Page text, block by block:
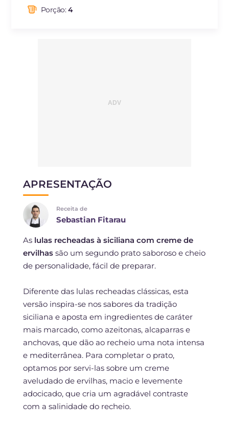
Porção:4
APRESENTAÇÃO
Receita de
Sebastian Fitarau
As lulas recheadas à siciliana com creme de
ervilhassão um segundo prato saboroso e cheio
de personalidade, fácil de preparar.
Diferente das lulas recheadas clássicas, esta
versão inspira-se nos sabores da tradição
siciliana e aposta em ingredientes de caráter
mais marcado, como azeitonas, alcaparras e
anchovas, que dão ao recheio uma nota intensa
e mediterrânea. Para completar o prato,
optamos por servi-las sobre um creme
aveludado de ervilhas, macio e levemente
adocicado, que cria um agradável contraste
com a salinidade do recheio.